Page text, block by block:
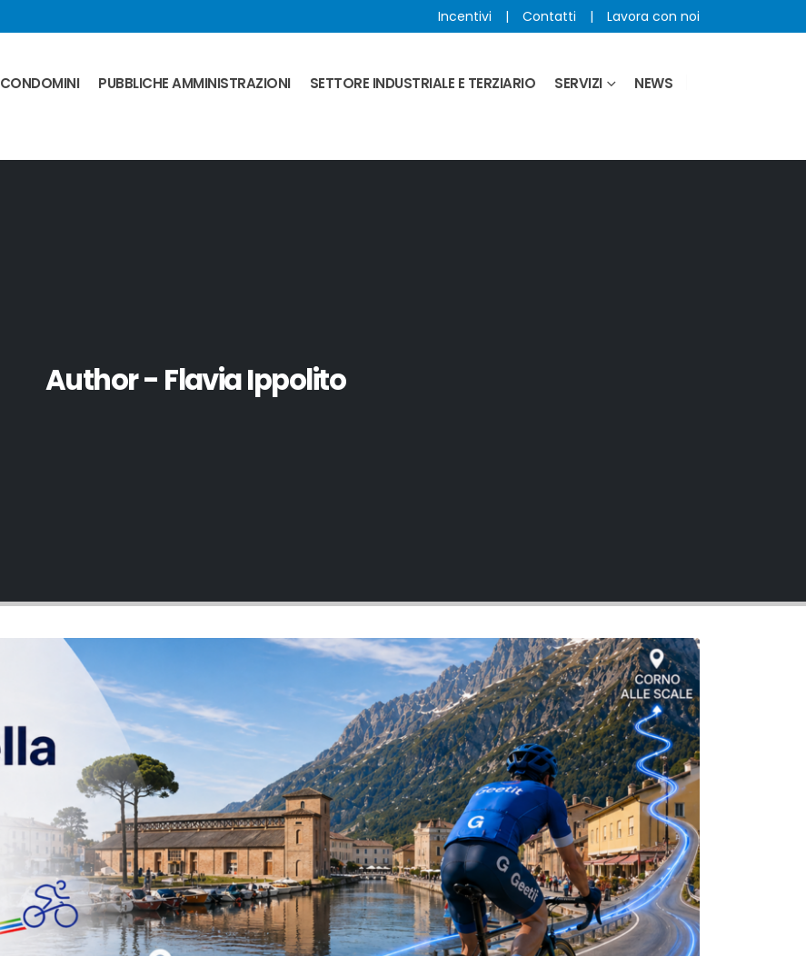
Incentivi | Contatti | Lavora con noi
CONDOMINI PUBBLICHE AMMINISTRAZIONI SETTORE INDUSTRIALE E TERZIARIO SERVIZI NEWS
Author - Flavia Ippolito